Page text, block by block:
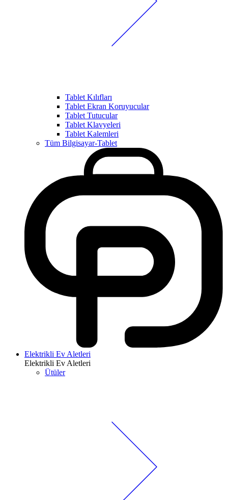
Tablet Kılıfları
Tablet Ekran Koruyucular
Tablet Tutucular
Tablet Klavyeleri
Tablet Kalemleri
Tüm Bilgisayar-Tablet
Elektrikli Ev Aletleri
Elektrikli Ev Aletleri
Ütüler